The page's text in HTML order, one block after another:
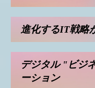
進化するIT戦略
デジタル "ビジ
ーション